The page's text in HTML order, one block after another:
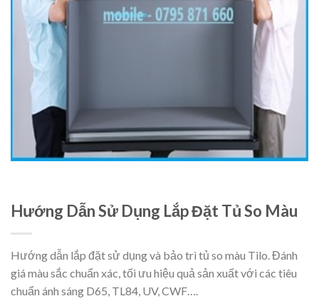
Hướng Dẫn Sử Dụng Lắp Đặt Tủ So Màu
Hướng dẫn lắp đặt sử dụng và bảo trì tủ so màu Tilo. Đánh
giá màu sắc chuẩn xác, tối ưu hiệu quả sản xuất với các tiêu
chuẩn ánh sáng D65, TL84, UV, CWF….